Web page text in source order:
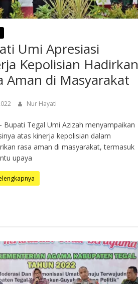
Umi Apresiasi
Kepolisian Hadirkan
Aman di Masyarakat
Nur Hayati
Bupati Tegal Umi Azizah menyampaikan
atas kinerja kepolisian dalam
rasa aman di masyarakat, termasuk
upaya